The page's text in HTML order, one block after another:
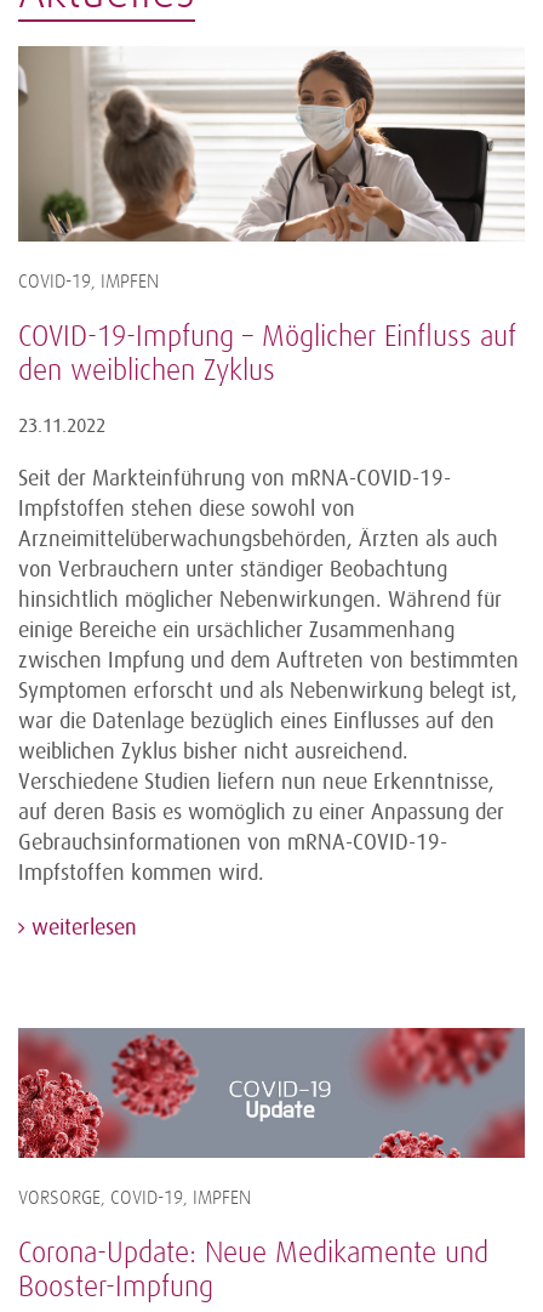
COVID-19, IMPFEN
COVID-19-Impfung – Möglicher Einfluss auf
den weiblichen Zyklus
23.11.2022
Seit der Markteinführung von mRNA-COVID-19-
Impfstoffen stehen diese sowohl von
Arzneimittelüberwachungsbehörden, Ärzten als auch
von Verbrauchern unter ständiger Beobachtung
hinsichtlich möglicher Nebenwirkungen. Während für
einige Bereiche ein ursächlicher Zusammenhang
zwischen Impfung und dem Auftreten von bestimmten
Symptomen erforscht und als Nebenwirkung belegt ist,
war die Datenlage bezüglich eines Einflusses auf den
weiblichen Zyklus bisher nicht ausreichend.
Verschiedene Studien liefern nun neue Erkenntnisse,
auf deren Basis es womöglich zu einer Anpassung der
Gebrauchsinformationen von mRNA-COVID-19-
Impfstoffen kommen wird.
weiterlesen
VORSORGE, COVID-19, IMPFEN
Corona-Update: Neue Medikamente und
Booster-Impfung